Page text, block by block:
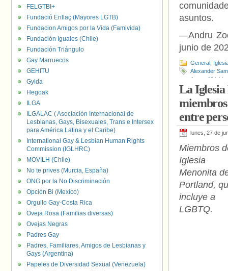
asuntos.
—Andru
junio de
General
Alexander
Asese
La Iglesia
entre
lunes, 27 de
Miembros
Iglesia
Menonita
Portland,
incluye a
LGBTQ.
FELGTBI+
Fundació Enllaç (Mayores LGTB)
Fundacion Amigos por la Vida (Famivida)
Fundación Iguales (Chile)
Fundación Triángulo
Gay Marruecos
GEHITU
Gylda
Hegoak
ILGA
ILGALAC ( Asociación Internacional de
Lesbianas, Gays, Bisexuales, Trans e Intersex
para América Latina y el Caribe)
International Gay & Lesbian Human Rights
Commission (IGLHRC)
MOVILH (Chile)
No te prives (Murcia, España)
ONG por la No Discriminación
Opción Bi (Mexico)
Orgullo Gay-Costa Rica
Oveja Rosa (Familias diversas)
Ovejas Negras
Padres Gay
Padres, Familiares, Amigos de Lesbianas y
Gays (Argentina)
Papeles de Diversidad Sexual (Venezuela)